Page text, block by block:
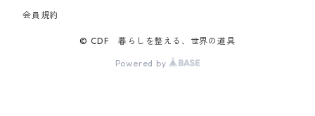
会員規約
© CDF 暮らしを整える、世界の道具
Powered by